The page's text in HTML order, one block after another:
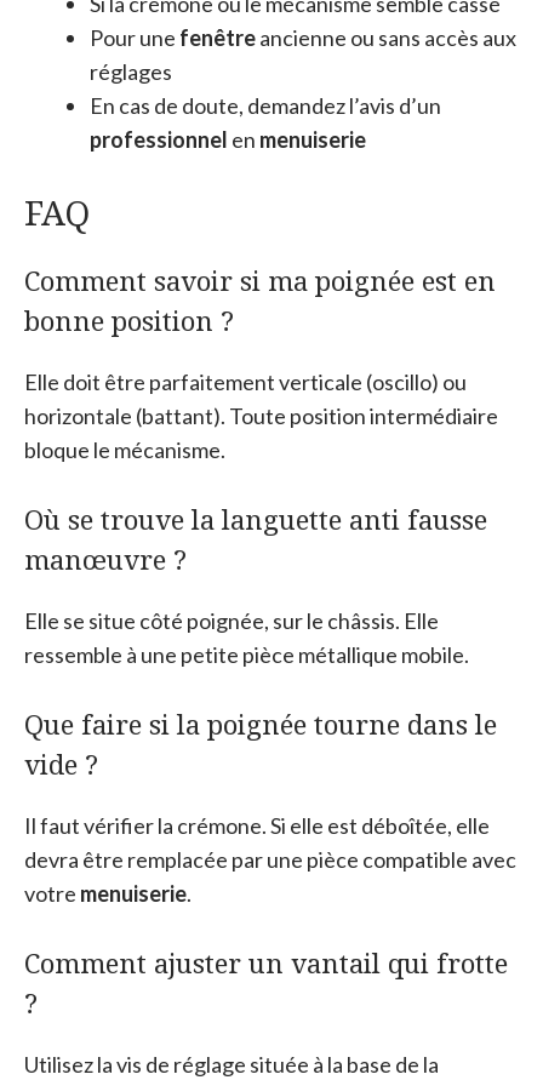
Pour une fenêtreancienne ou sans accès aux
réglages
En cas de doute, demandez l’avis d’un
professionnel en menuiserie
FAQ
Comment savoir si ma poignée est en
bonne position ?
Elle doit être parfaitement verticale (oscillo) ou
horizontale (battant). Toute position intermédiaire
bloque le mécanisme.
Où se trouve la languette anti fausse
manœuvre ?
Elle se situe côté poignée, sur le châssis. Elle
ressemble à une petite pièce métallique mobile.
Que faire si la poignée tourne dans le
vide ?
Il faut vérifier la crémone. Si elle est déboîtée, elle
devra être remplacée par une pièce compatible avec
votre menuiserie.
Comment ajuster un vantail qui frotte
?
Utilisez la vis de réglage située à la base de la